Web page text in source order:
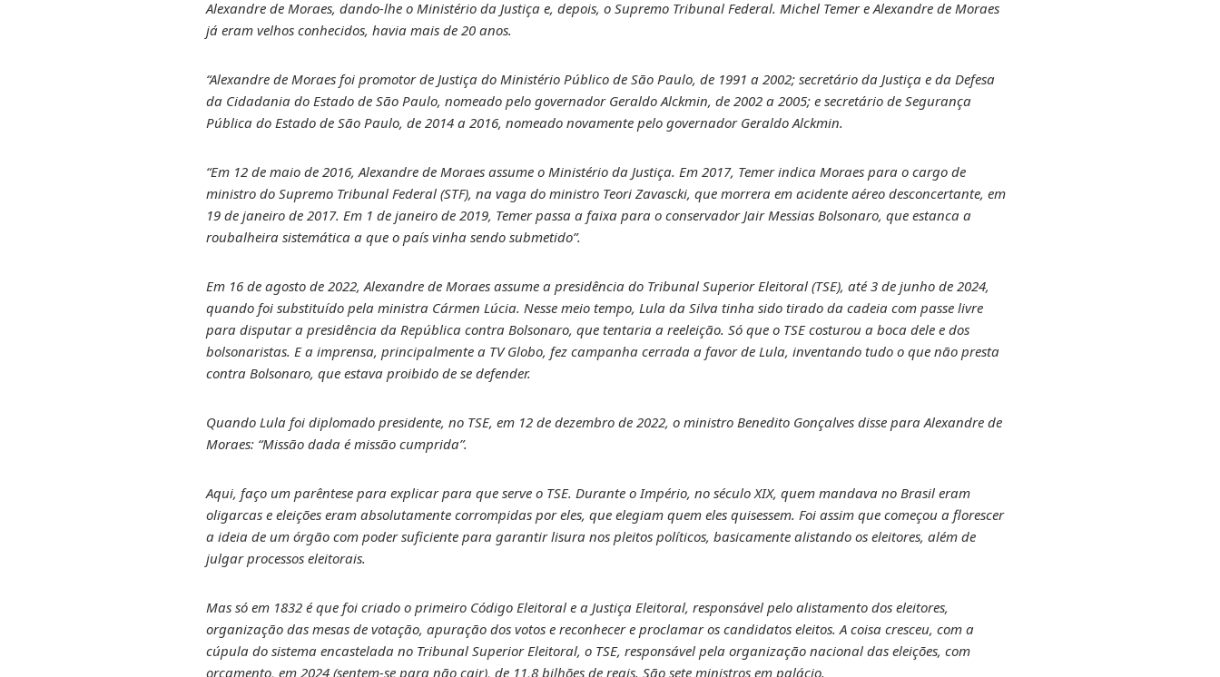
Alexandre de Moraes, dando-lhe o Ministério da Justiça e, depois, o Supremo Tribunal Federal. Michel Temer e Alexandre de Moraes
já eram velhos conhecidos, havia mais de 20 anos.
“Alexandre de Moraes foi promotor de Justiça do Ministério Público de São Paulo, de 1991 a 2002; secretário da Justiça e da Defesa
da Cidadania do Estado de São Paulo, nomeado pelo governador Geraldo Alckmin, de 2002 a 2005; e secretário de Segurança
Pública do Estado de São Paulo, de 2014 a 2016, nomeado novamente pelo governador Geraldo Alckmin.
“Em 12 de maio de 2016, Alexandre de Moraes assume o Ministério da Justiça. Em 2017, Temer indica Moraes para o cargo de
ministro do Supremo Tribunal Federal (STF), na vaga do ministro Teori Zavascki, que morrera em acidente aéreo desconcertante, em
19 de janeiro de 2017. Em 1 de janeiro de 2019, Temer passa a faixa para o conservador Jair Messias Bolsonaro, que estanca a
roubalheira sistemática a que o país vinha sendo submetido”.
Em 16 de agosto de 2022, Alexandre de Moraes assume a presidência do Tribunal Superior Eleitoral (TSE), até 3 de junho de 2024,
quando foi substituído pela ministra Cármen Lúcia. Nesse meio tempo, Lula da Silva tinha sido tirado da cadeia com passe livre
para disputar a presidência da República contra Bolsonaro, que tentaria a reeleição. Só que o TSE costurou a boca dele e dos
bolsonaristas. E a imprensa, principalmente a TV Globo, fez campanha cerrada a favor de Lula, inventando tudo o que não presta
contra Bolsonaro, que estava proibido de se defender.
Quando Lula foi diplomado presidente, no TSE, em 12 de dezembro de 2022, o ministro Benedito Gonçalves disse para Alexandre de
Moraes: “Missão dada é missão cumprida”.
Aqui, faço um parêntese para explicar para que serve o TSE. Durante o Império, no século XIX, quem mandava no Brasil eram
oligarcas e eleições eram absolutamente corrompidas por eles, que elegiam quem eles quisessem. Foi assim que começou a florescer
a ideia de um órgão com poder suficiente para garantir lisura nos pleitos políticos, basicamente alistando os eleitores, além de
julgar processos eleitorais.
Mas só em 1832 é que foi criado o primeiro Código Eleitoral e a Justiça Eleitoral, responsável pelo alistamento dos eleitores,
organização das mesas de votação, apuração dos votos e reconhecer e proclamar os candidatos eleitos. A coisa cresceu, com a
cúpula do sistema encastelada no Tribunal Superior Eleitoral, o TSE, responsável pela organização nacional das eleições, com
orçamento, em 2024 (sentem-se para não cair), de 11,8 bilhões de reais. São sete ministros em palácio.